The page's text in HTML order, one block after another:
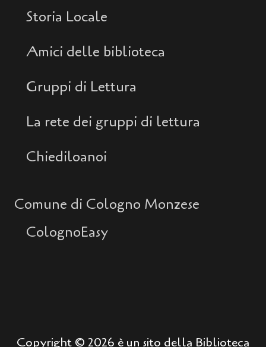
Storia Locale
Amici delle biblioteca
Gruppi di Lettura
La rete dei gruppi di lettura
Chiediloanoi
Comune di Cologno Monzese
ColognoEasy
Copyright © 2026 è un sito della Biblioteca